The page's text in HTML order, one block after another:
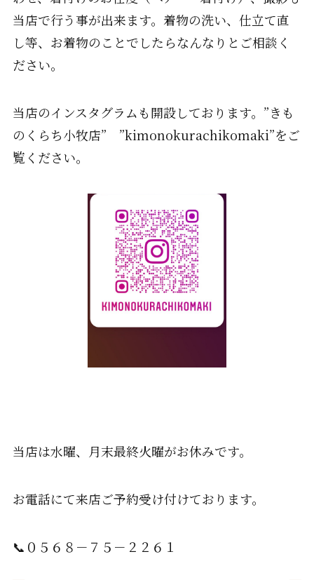
当店で行う事が出来ます。着物の洗い、仕立て直
し等、お着物のことでしたらなんなりとご相談く
ださい。
当店のインスタグラムも開設しております。”きも
のくらち小牧店” ”kimonokurachikomaki”をご
覧ください。
当店は水曜、月末最終火曜がお休みです。
お電話にて来店ご予約受け付けております。
📞０５６８－７５－２２６１